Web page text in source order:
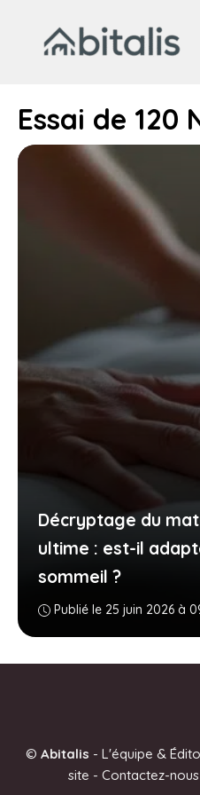
contenu
Essai de 120
Décryptage du
ultime : est-il
sommeil ?
Publié le 25 juin 2026 à
© Abitalis - L'équipe & Édito
site - Contactez-nous